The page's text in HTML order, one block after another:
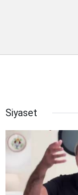
Siyaset